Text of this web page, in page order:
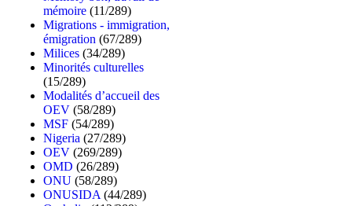
mémoire (11/289)
Migrations - immigration,
émigration (67/289)
Milices (34/289)
Minorités culturelles
(15/289)
Modalités d’accueil des
OEV (58/289)
MSF (54/289)
Nigeria (27/289)
OEV (269/289)
OMD (26/289)
ONU (58/289)
ONUSIDA (44/289)